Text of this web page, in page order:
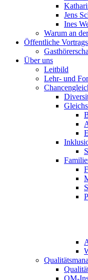
Jens
Ines
Warum an
Öffentliche
Über uns
Leitbild
Lehr- und
QM-